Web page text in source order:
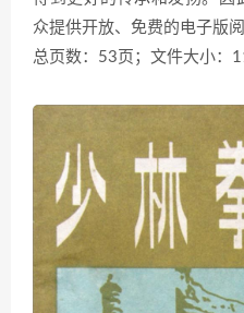
众提供开放、免费的电子版
总页数：53页；文件大小：